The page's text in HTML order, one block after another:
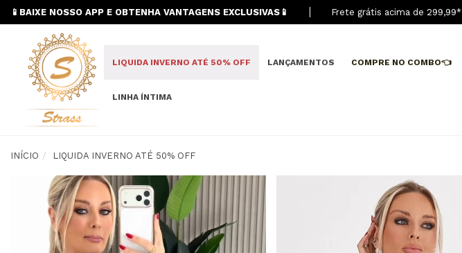
📱BAIXE NOSSO APP E OBTENHA VANTAGENS EXCLUSIVAS📱 Frete grátis acima de 299,99*
LIQUIDA INVERNO ATÉ 50% OFF LANÇAMENTOS COMPRE NO COMBO👈
LINHA ÍNTIMA
INÍCIO LIQUIDA INVERNO ATÉ 50% OFF